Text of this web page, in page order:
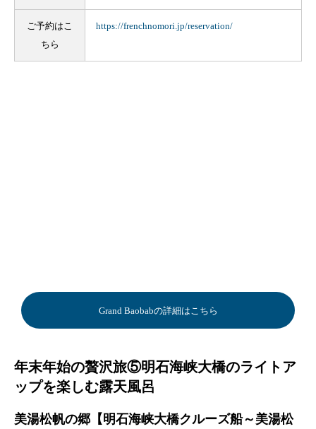
ご予約はこ
ちら
https://frenchnomori.jp/reservation/
Grand Baobabの詳細はこちら
年末年始の贅沢旅⑤明石海峡大橋のライトア
ップを楽しむ露天風呂
美湯松帆の郷【明石海峡大橋クルーズ船～美湯松